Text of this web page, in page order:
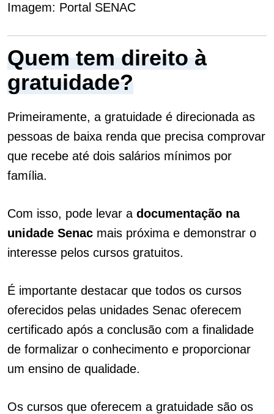
Imagem: Portal SENAC
Quem tem direito à
gratuidade?
Primeiramente, a gratuidade é direcionada as
pessoas de baixa renda que precisa comprovar
que recebe até dois salários mínimos por
família.
Com isso, pode levar a documentação na
unidade Senac mais próxima e demonstrar o
interesse pelos cursos gratuitos.
É importante destacar que todos os cursos
oferecidos pelas unidades Senac oferecem
certificado após a conclusão com a finalidade
de formalizar o conhecimento e proporcionar
um ensino de qualidade.
Os cursos que oferecem a gratuidade são os